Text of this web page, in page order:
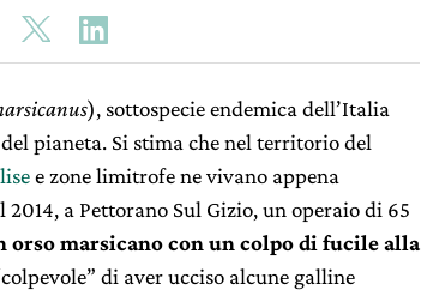
), sottospecie endemica dell’Italia
pianeta. Si stima che nel territorio del
e zone limitrofe ne vivano appena
a Pettorano Sul Gizio, un operaio di 65
orso marsicano con un colpo di fucile alla
di aver ucciso alcune galline